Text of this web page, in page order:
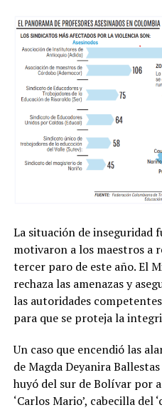
La situación de inseguridad
motivaron a los maestros a
tercer paro de este año. El
rechaza las amenazas y
las autoridades
para que se proteja la
Un caso que encendió las
de Magda Deyanira
huyó del sur de Bolívar por
‘Carlos Mario’, cabecilla del